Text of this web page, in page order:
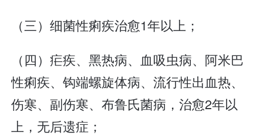
（三）细菌性痢疾治愈1年以上；
（四）疟疾、黑热病、血吸虫病、阿米巴
性痢疾、钩端螺旋体病、流行性出血热、
伤寒、副伤寒、布鲁氏菌病，治愈2年以
上，无后遗症；